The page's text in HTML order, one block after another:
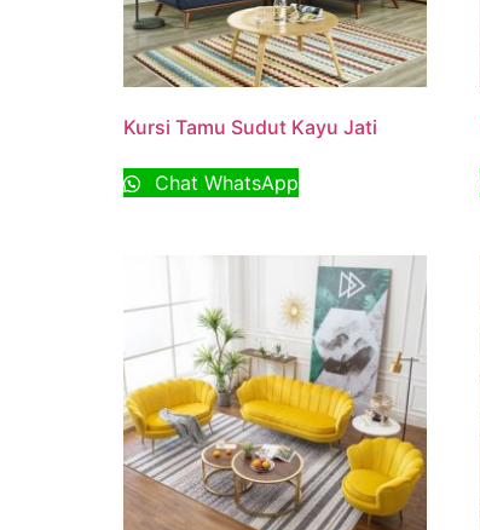
Kursi Tamu Sudut Kayu Jati
Chat WhatsApp